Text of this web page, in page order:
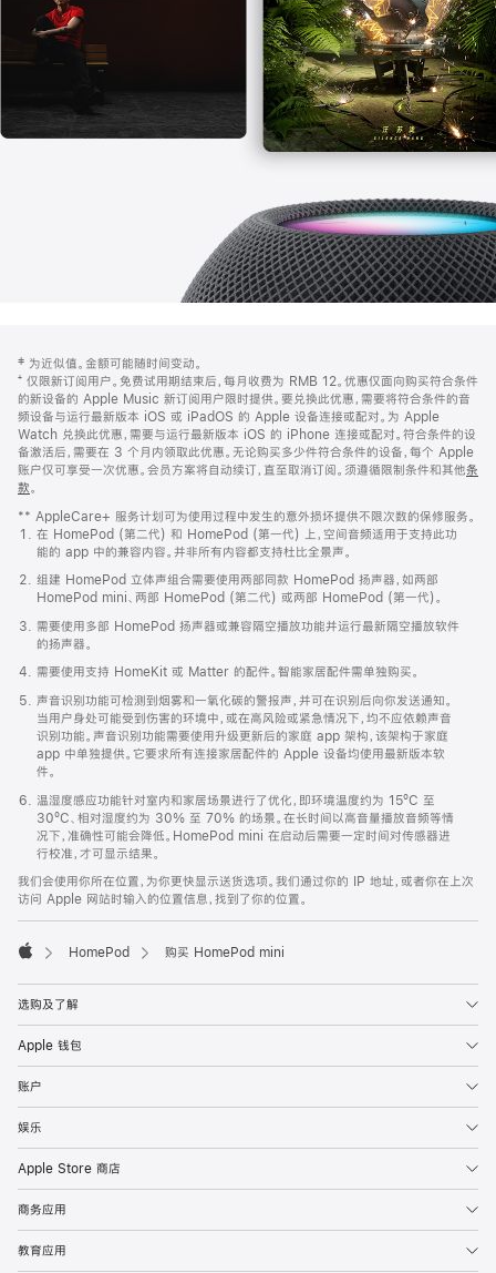
页
页
脚
注
‡ 为近似值。金额可能随时间变动。
⁺ 仅限新订阅用户。免费试用期结束后，每月收费为 RMB 12。优惠仅面向购买符合条件
的新设备的 Apple Music 新订阅用户限时提供。要兑换此优惠，需要将符合条件的音
频设备与运行最新版本 iOS 或 iPadOS 的 Apple 设备连接或配对。为 Apple
Watch 兑换此优惠，需要与运行最新版本 iOS 的 iPhone 连接或配对。符合条件的设
备激活后，需要在 3 个月内领取此优惠。无论购买多少件符合条件的设备，每个 Apple
账户仅可享受一次优惠。会员方案将自动续订，直至取消订阅。须遵循限制条件和其他条
款。
窗
口
中
打
开)
** AppleCare+ 服务计划可为使用过程中发生的意外损坏提供不限次数的保修服务。
在 HomePod (第二代) 和 HomePod (第一代) 上，空间音频适用于支持此功
能的 app 中的兼容内容。并非所有内容都支持杜比全景声。
组建 HomePod 立体声组合需要使用两部同款 HomePod 扬声器，如两部
HomePod mini、两部 HomePod (第二代) 或两部 HomePod (第一代)。
需要使用多部 HomePod 扬声器或兼容隔空播放功能并运行最新隔空播放软件
的扬声器。
需要使用支持 HomeKit 或 Matter 的配件。智能家居配件需单独购买。
声音识别功能可检测到烟雾和一氧化碳的警报声，并可在识别后向你发送通知。
当用户身处可能受到伤害的环境中，或在高风险或紧急情况下，均不应依赖声音
识别功能。声音识别功能需要使用升级更新后的家庭 app 架构，该架构于家庭
app 中单独提供。它要求所有连接家居配件的 Apple 设备均使用最新版本软
件。
温湿度感应功能针对室内和家居场景进行了优化，即环境温度约为 15ºC 至
30ºC、相对湿度约为 30% 至 70% 的场景。在长时间以高音量播放音频等情
况下，准确性可能会降低。HomePod mini 在启动后需要一定时间对传感器进
行校准，才可显示结果。
我们会使用你所在位置，为你更快显示送货选项。我们通过你的 IP 地址，或者你在上次
访问 Apple 网站时输入的位置信息，找到了你的位置。
HomePod 购买 HomePod mini
选购及了解
Apple 钱包
账户
娱乐
Apple Store 商店
商务应用
教育应用